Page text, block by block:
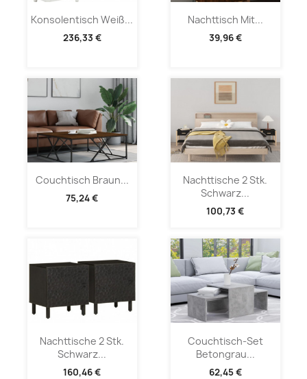
Konsolentisch Weiß...
236,33 €
Nachttisch Mit...
39,96 €
Couchtisch Braun...
75,24 €
Nachttische 2 Stk.
Schwarz...
100,73 €
Nachttische 2 Stk.
Schwarz...
160,46 €
Couchtisch-Set
Betongrau...
62,45 €